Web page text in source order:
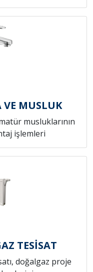
VE MUSLUK
musluklarının
işlemleri
TESİSAT
doğalgaz proje